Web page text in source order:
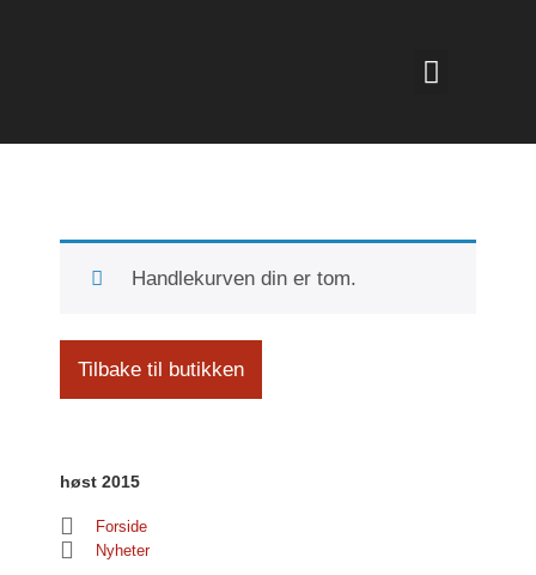
Handlekurven din er tom.
Tilbake til butikken
høst 2015
Forside
Nyheter